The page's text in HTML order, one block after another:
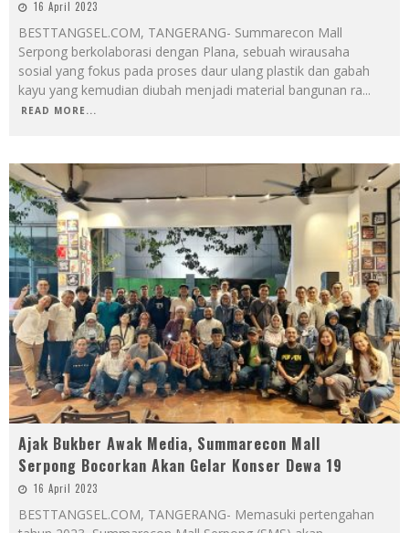
16 April 2023
BESTTANGSEL.COM, TANGERANG- Summarecon Mall
Serpong berkolaborasi dengan Plana, sebuah wirausaha
sosial yang fokus pada proses daur ulang plastik dan gabah
kayu yang kemudian diubah menjadi material bangunan ra...
READ MORE...
Ajak Bukber Awak Media, Summarecon Mall
Serpong Bocorkan Akan Gelar Konser Dewa 19
16 April 2023
BESTTANGSEL.COM, TANGERANG- Memasuki pertengahan